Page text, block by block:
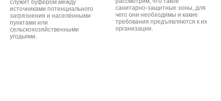
служит буфером между
источниками потенциального
загрязнения и населёнными
пунктами или
сельскохозяйственными
угодьями.
санитарно-защитные зоны, для
чего они необходимы и какие
требования предъявляются к их
организации.